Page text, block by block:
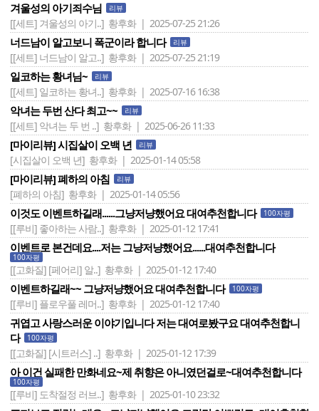
겨울성의 아기죄수님 리뷰
[[세트] 겨울성의 아기..] 황후화 | 2025-07-25 21:26
너드남이 알고보니 폭군이라 합니다 리뷰
[[세트] 너드남이 알고..] 황후화 | 2025-07-25 21:19
일코하는 황녀님~ 리뷰
[[세트] 일코하는 황녀..] 황후화 | 2025-07-16 16:38
악녀는 두번 산다 최고~~ 리뷰
[[세트] 악녀는 두 번 ..] 황후화 | 2025-06-26 11:33
[마이리뷰] 시집살이 오백 년 리뷰
[시집살이 오백 년] 황후화 | 2025-01-14 05:58
[마이리뷰] 폐하의 아침 리뷰
[폐하의 아침] 황후화 | 2025-01-14 05:56
이것도 이벤트하길래......그냥저냥했어요 대여추천합니다 100자평
[[루비] 좋아하는 사람..] 황후화 | 2025-01-12 17:41
이벤트로 본건데요....저는 그냥저냥했어요......대여추천합니다
100자평
[[고화질] [페어리] 알..] 황후화 | 2025-01-12 17:40
이벤트하길래~~ 그냥저냥했어요 대여추천합니다 100자평
[[루비] 플로우풀 레머..] 황후화 | 2025-01-12 17:40
귀엽고 사랑스러운 이야기입니다 저는 대여로봤구요 대여추천합니
다
100자평
[[고화질] [시트러스] ..] 황후화 | 2025-01-12 17:39
아 이건 실패한 만화네요~제 취향은 아니였던걸로~대여추천합니다
100자평
[[루비] 도착절정 러브..] 황후화 | 2025-01-10 23:32